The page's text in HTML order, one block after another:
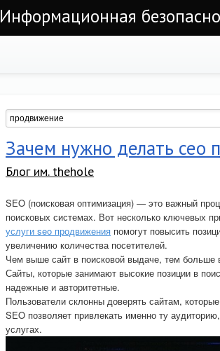
Информационная
Зачем нужно делать сео
Блог им. thehole
SEO (поисковая оптимизация) — это важный
поисковых системах. Вот несколько ключевых
услуги seo продвижения помогут повысить
увеличению количества посетителей.
Чем выше сайт в поисковой выдаче, тем больше
Сайты, которые занимают высокие позиции в
надежные и авторитетные.
Пользователи склонны доверять сайтам,
SEO позволяет привлекать именно ту
услугах.